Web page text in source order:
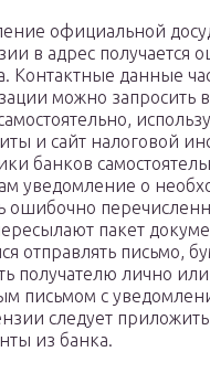
официальной
в адрес получается
Контактные данные
можно запросить
и сайт налоговой
банков
уведомление о
ошибочно
пакет
отправлять письмо,
получателю лично
письмом с
следует
из банка.